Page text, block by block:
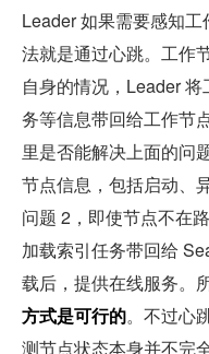
Leader 如果需要感知
法就是通过心跳。工作
自身的情况，Leader
务等信息带回给工作节
里是否能解决上面的问
节点信息，包括启动、
问题 2，即使节点不在
加载索引任务带回给
载后，提供在线服务。
方式是可行的。不过心
测节点状态本身并不完